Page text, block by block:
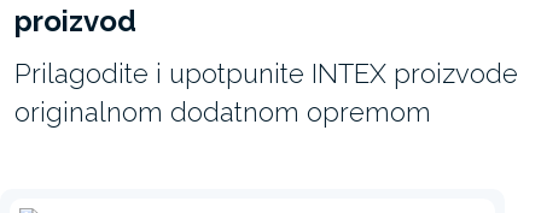
proizvod
Prilagodite i upotpunite INTEX proizvode
originalnom dodatnom opremom